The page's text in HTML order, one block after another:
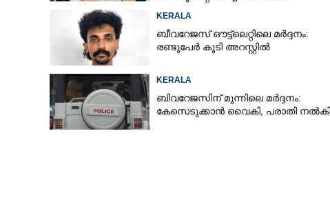
KERALA
ബീവറേജസ് ഔട്ട്‌ലെറ്റിലെ മർദ്ദനം:
രണ്ടുപേർ കൂടി അറസ്റ്റിൽ
KERALA
ബിവറേജസിന് മുന്നിലെ മർദ്ദനം:
കേസെടുക്കാൻ വൈകി, പരാതി നൽകി